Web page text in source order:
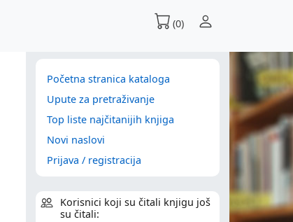
(0)
Početna stranica kataloga
Upute za pretraživanje
Top liste najčitanijih knjiga
Novi naslovi
Prijava / registracija
Korisnici koji su čitali knjigu još
su čitali: